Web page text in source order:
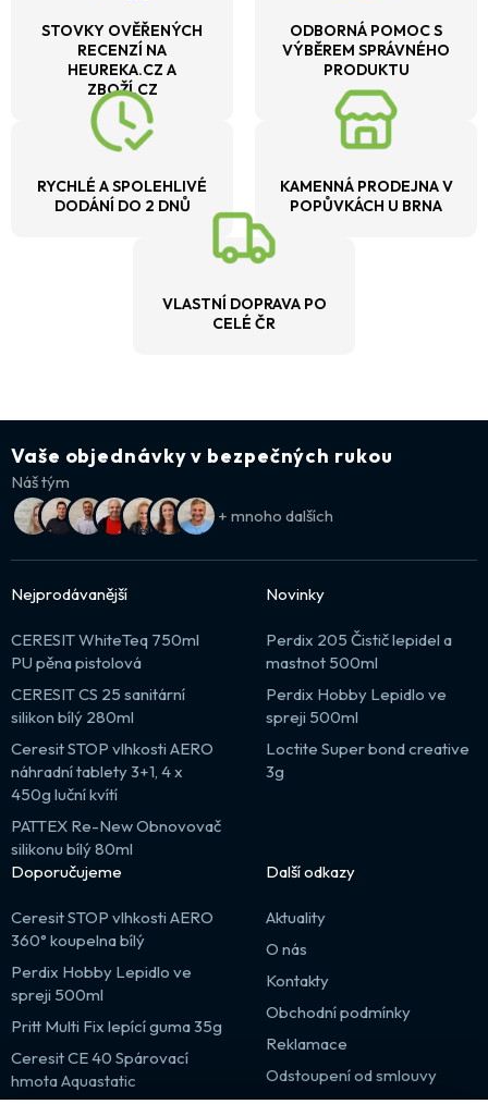
STOVKY OVĚŘENÝCH
RECENZÍ NA
HEUREKA.CZ A
ZBOŽÍ.CZ
ODBORNÁ POMOC S
VÝBĚREM SPRÁVNÉHO
PRODUKTU
RYCHLÉ A SPOLEHLIVÉ
DODÁNÍ DO 2 DNŮ
KAMENNÁ PRODEJNA V
POPŮVKÁCH U BRNA
VLASTNÍ DOPRAVA PO
CELÉ ČR
Vaše objednávky v bezpečných rukou
Náš tým
+ mnoho dalších
Nejprodávanější
CERESIT WhiteTeq 750ml
PU pěna pistolová
CERESIT CS 25 sanitární
silikon bílý 280ml
Ceresit STOP vlhkosti AERO
náhradní tablety 3+1, 4 x
450g luční kvítí
PATTEX Re-New Obnovovač
silikonu bílý 80ml
Novinky
Perdix 205 Čistič lepidel a
mastnot 500ml
Perdix Hobby Lepidlo ve
spreji 500ml
Loctite Super bond creative
3g
Doporučujeme
Ceresit STOP vlhkosti AERO
360° koupelna bílý
Perdix Hobby Lepidlo ve
spreji 500ml
Pritt Multi Fix lepící guma 35g
Ceresit CE 40 Spárovací
hmota Aquastatic
Další odkazy
Aktuality
O nás
Kontakty
Obchodní podmínky
Reklamace
Odstoupení od smlouvy